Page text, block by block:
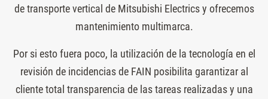
de transporte vertical de Mitsubishi Electrics y ofrecemos
mantenimiento multimarca.
Por si esto fuera poco, la utilización de la tecnología en el
revisión de incidencias de FAIN posibilita garantizar al
cliente total transparencia de las tareas realizadas y una